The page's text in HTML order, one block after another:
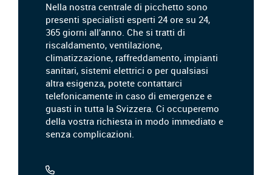
Nella nostra centrale di picchetto sono
presenti specialisti esperti 24 ore su 24,
365 giorni all’anno. Che si tratti di
riscaldamento, ventilazione,
climatizzazione, raffreddamento, impianti
sanitari, sistemi elettrici o per qualsiasi
altra esigenza, potete contattarci
telefonicamente in caso di emergenze e
guasti in tutta la Svizzera. Ci occuperemo
della vostra richiesta in modo immediato e
senza complicazioni.